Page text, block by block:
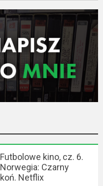
Futbolowe kino, cz. 6.
Norwegia: Czarny
koń. Netflix